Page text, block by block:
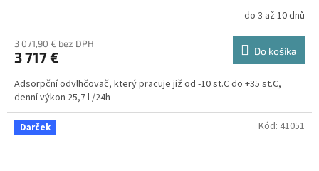
do 3 až 10 dnů
3 071,90 € bez DPH
3 717 € Do košíka
Adsorpční odvlhčovač, který pracuje již od -10 st.C do +35 st.C,
denní výkon 25,7 l /24h
Darček Kód: 41051